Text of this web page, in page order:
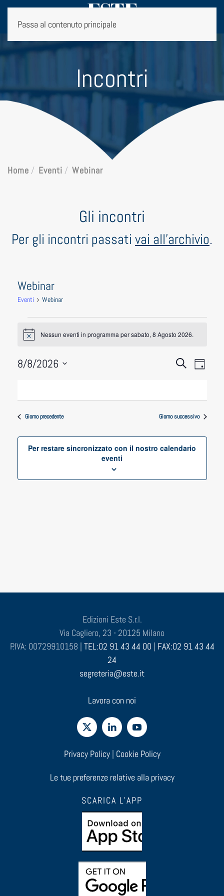
Passa al contenuto principale
Incontri
Home Eventi Webinar
Gli incontri
Per gli incontri passati vai all'archivio.
Webinar
Eventi Webinar
Eventi
for
sabato,
Agosto
2026
Notice Nessun eventi in programma per sabato, 8 Agosto 2026.
Eventi
e
viste
Cerca Giorno
8/8/2026
Giorno precedente Giorno successivo
Per restare sincronizzato con il nostro calendario
eventi
Edizioni Este S.r.l.
Via Cagliero, 23 - 20125 Milano
P.IVA: 00729910158 | TEL:02 91 43 44 00 | FAX:02 91 43 44
24
segreteria@este.it
Lavora con noi
Privacy Policy| Cookie Policy
Le tue preferenze relative alla privacy
SCARICA L'APP